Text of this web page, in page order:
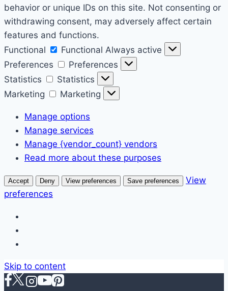
behavior or unique IDs on this site. Not consenting or
withdrawing consent, may adversely affect certain
features and functions.
Functional
Functional Always active
Preferences
Preferences
Statistics
Statistics
Marketing
Marketing
Manage options
Manage services
Manage {vendor_count} vendors
Read more about these purposes
Accept Deny View preferences Save preferences
View
preferences
Skip to content